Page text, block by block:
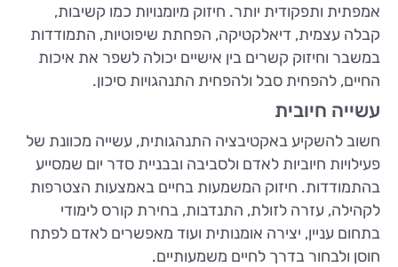
אמפתית ותפקודית יותר. חיזוק מיומנויות כמו קשיבות,
קבלה עצמית, דיאלקטיקה, הפחתת שיפוטיות, התמודדות
במשבר וחיזוק קשרים בין אישיים יכולה לשפר את איכות
החיים, להפחית סבל ולהפחית התנהגויות סיכון.
עשייה חיובית
חשוב להשקיע באקטיבציה התנהגותית, עשייה מכוונת של
פעילויות חיוביות לאדם ולסביבה ובבניית סדר יום שמסייע
בהתמודדות. חיזוק המשמעות בחיים באמצעות הצטרפות
לקהילה, עזרה לזולת, התנדבות, בחירת קורס לימודי
בתחום עניין, יצירה אומנותית ועוד מאפשרים לאדם לפתח
חוסן ולבחור בדרך לחיים משמעותיים.